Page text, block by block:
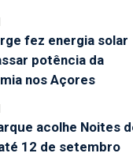
fez energia solar
potência da
nos Açores
acolhe Noites
12 de setembro